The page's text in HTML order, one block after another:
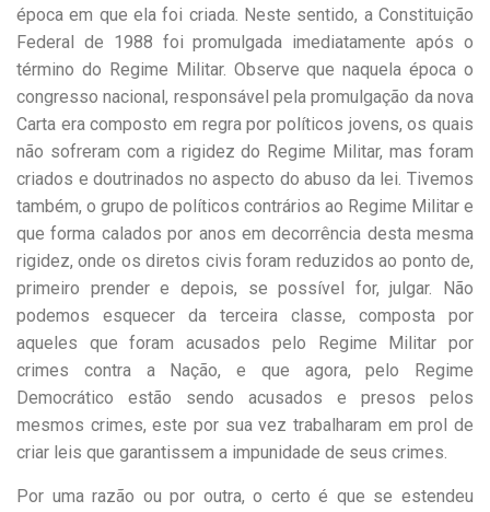
época em que ela foi criada. Neste sentido, a Constituição
Federal de 1988 foi promulgada imediatamente após o
término do Regime Militar. Observe que naquela época o
congresso nacional, responsável pela promulgação da nova
Carta era composto em regra por políticos jovens, os quais
não sofreram com a rigidez do Regime Militar, mas foram
criados e doutrinados no aspecto do abuso da lei. Tivemos
também, o grupo de políticos contrários ao Regime Militar e
que forma calados por anos em decorrência desta mesma
rigidez, onde os diretos civis foram reduzidos ao ponto de,
primeiro prender e depois, se possível for, julgar. Não
podemos esquecer da terceira classe, composta por
aqueles que foram acusados pelo Regime Militar por
crimes contra a Nação, e que agora, pelo Regime
Democrático estão sendo acusados e presos pelos
mesmos crimes, este por sua vez trabalharam em prol de
criar leis que garantissem a impunidade de seus crimes.
Por uma razão ou por outra, o certo é que se estendeu